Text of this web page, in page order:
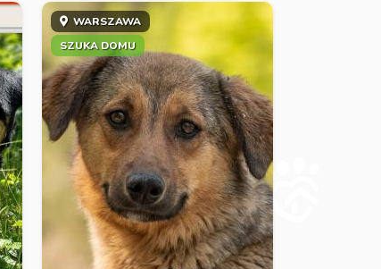
WARSZAWA
SZUKA DOMU